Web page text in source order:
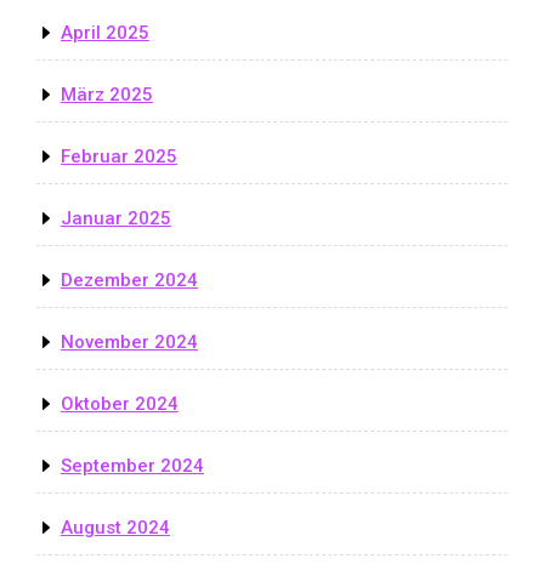
April 2025
März 2025
Februar 2025
Januar 2025
Dezember 2024
November 2024
Oktober 2024
September 2024
August 2024